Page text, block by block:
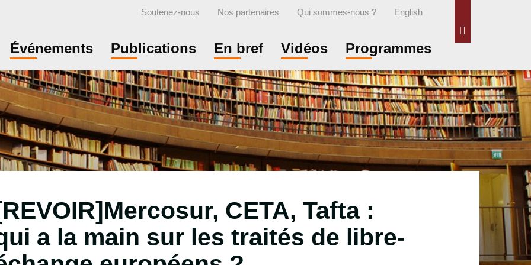
Soutenez-nous Nos partenaires Qui sommes-nous ? English
Événements Publications En bref Vidéos Programmes
CETA, Tafta :
a la main sur les traités de libre-